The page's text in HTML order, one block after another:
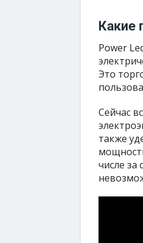
Какие
Power
Это
Сейчас
также
числе за